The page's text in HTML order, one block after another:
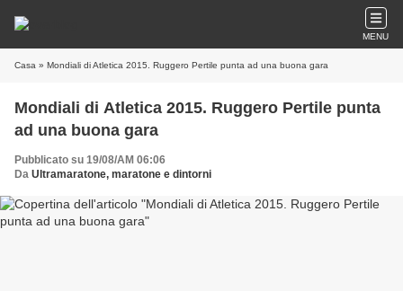
MENU
Casa » Mondiali di Atletica 2015. Ruggero Pertile punta ad una buona gara
Mondiali di Atletica 2015. Ruggero Pertile punta
ad una buona gara
Pubblicato su 19/08/AM 06:06
Da Ultramaratone, maratone e dintorni